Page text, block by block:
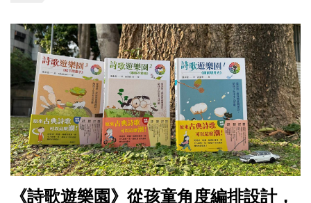
《詩歌遊樂園》從孩童角度編排設計，